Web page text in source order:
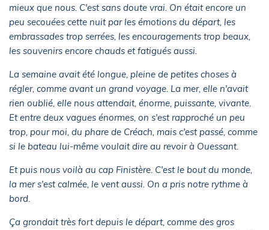
mieux que nous. C'est sans doute vrai. On était encore un
peu secouées cette nuit par les émotions du départ, les
embrassades trop serrées, les encouragements trop beaux,
les souvenirs encore chauds et fatigués aussi.
La semaine avait été longue, pleine de petites choses à
régler, comme avant un grand voyage. La mer, elle n'avait
rien oublié, elle nous attendait, énorme, puissante, vivante.
Et entre deux vagues énormes, on s'est rapproché un peu
trop, pour moi, du phare de Créach, mais c'est passé, comme
si le bateau lui-même voulait dire au revoir à Ouessant.
Et puis nous voilà au cap Finistère. C'est le bout du monde,
la mer s'est calmée, le vent aussi. On a pris notre rythme à
bord.
Ça grondait très fort depuis le départ, comme des gros